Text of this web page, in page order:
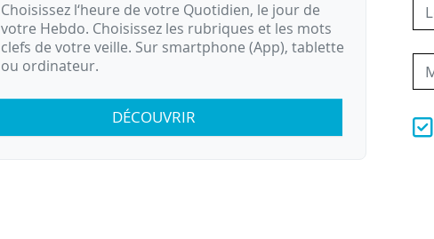
Choisissez l‘heure de votre Quotidien, le jour de
votre Hebdo. Choisissez les rubriques et les mots
clefs de votre veille. Sur smartphone (App), tablette
ou ordinateur.
DÉCOUVRIR